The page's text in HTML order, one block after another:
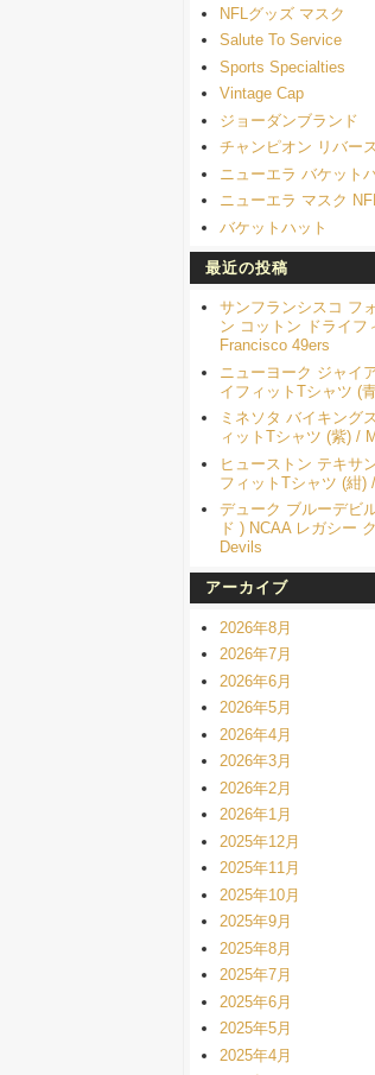
NFLグッズ マスク
Salute To Service
Sports Specialties
Vintage Cap
ジョーダンブランド
チャンピオン リバー
ニューエラ バケット
ニューエラ マスク
バケットハット
最近の投稿
サンフランシスコ フ
ン コットン ドライ
Francisco 49ers
ニューヨーク ジャイ
イフィットTシャツ (
ミネソタ バイキング
ィットTシャツ (紫) /
ヒューストン テキサ
フィットTシャツ (紺)
デューク ブルーデビ
ド ) NCAA レガシー
Devils
アーカイブ
2026年8月
2026年7月
2026年6月
2026年5月
2026年4月
2026年3月
2026年2月
2026年1月
2025年12月
2025年11月
2025年10月
2025年9月
2025年8月
2025年7月
2025年6月
2025年5月
2025年4月